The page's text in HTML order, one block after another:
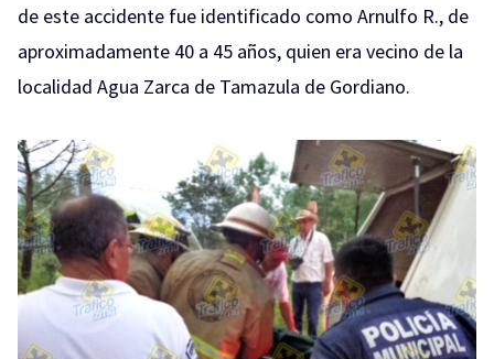
de este accidente fue identificado como Arnulfo R., de
aproximadamente 40 a 45 años, quien era vecino de la
localidad Agua Zarca de Tamazula de Gordiano.